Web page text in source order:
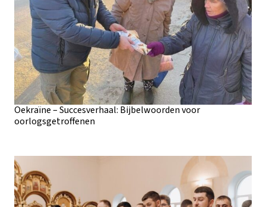
Oekraïne – Succesverhaal: Bijbelwoorden voor
oorlogsgetroffenen